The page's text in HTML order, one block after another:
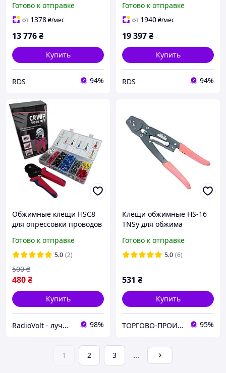
02)
Готово к отправке
от 1378₴/мес
13 776₴
Купить
RDS 94%
Готово к отправке
от 1940₴/мес
19 397₴
Купить
RDS 94%
Обжимные клещи HSC8
для опрессовки проводов
гильзовых наконечников
Готово к отправке
5.0 (2)
480₴
500 ₴
Купить
RadioVolt - лучшие товары для радиолюбителя 98%
Клещи обжимные HS-16
TNSy для обжима
и электрических
контактов
Готово к отправке
5.0 (6)
531 ₴
Купить
ТОРГОВО-ПРОИЗВОДСТВЕННАЯ КОНСТРУКТОРСКАЯ КОМПАНИЯ "ШАТТЛ" 95%
1 2 3 ...